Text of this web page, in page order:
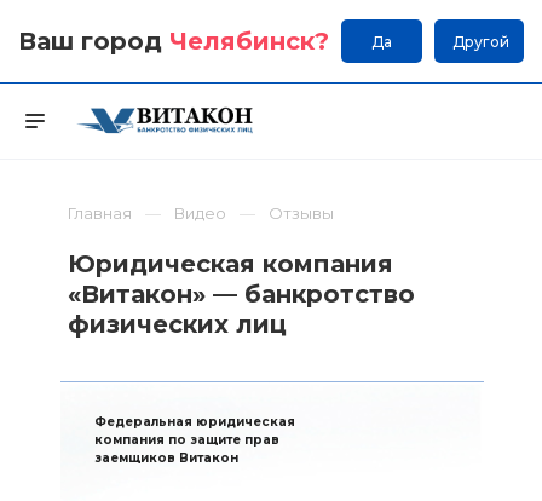
Ваш город Челябинск? Да Другой
Главная Видео Отзывы
Юридическая компания
«Витакон» — банкротство
физических лиц
Федеральная юридическая
компания по защите прав
заемщиков Витакон